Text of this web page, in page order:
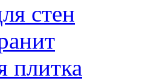
стен
плитка